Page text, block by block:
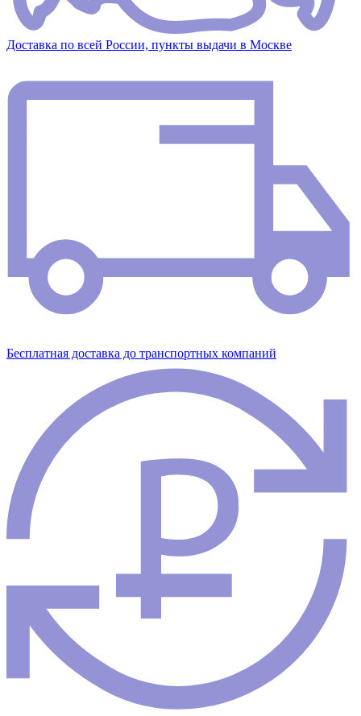
Доставка по всей России, пункты выдачи в Москве
Бесплатная доставка до транспортных компаний